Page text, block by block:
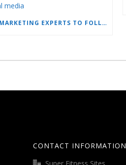
15 MARKETING EXPERTS TO FOLLOW ON SOCIAL MEDIA
CONTACT INFORMATION